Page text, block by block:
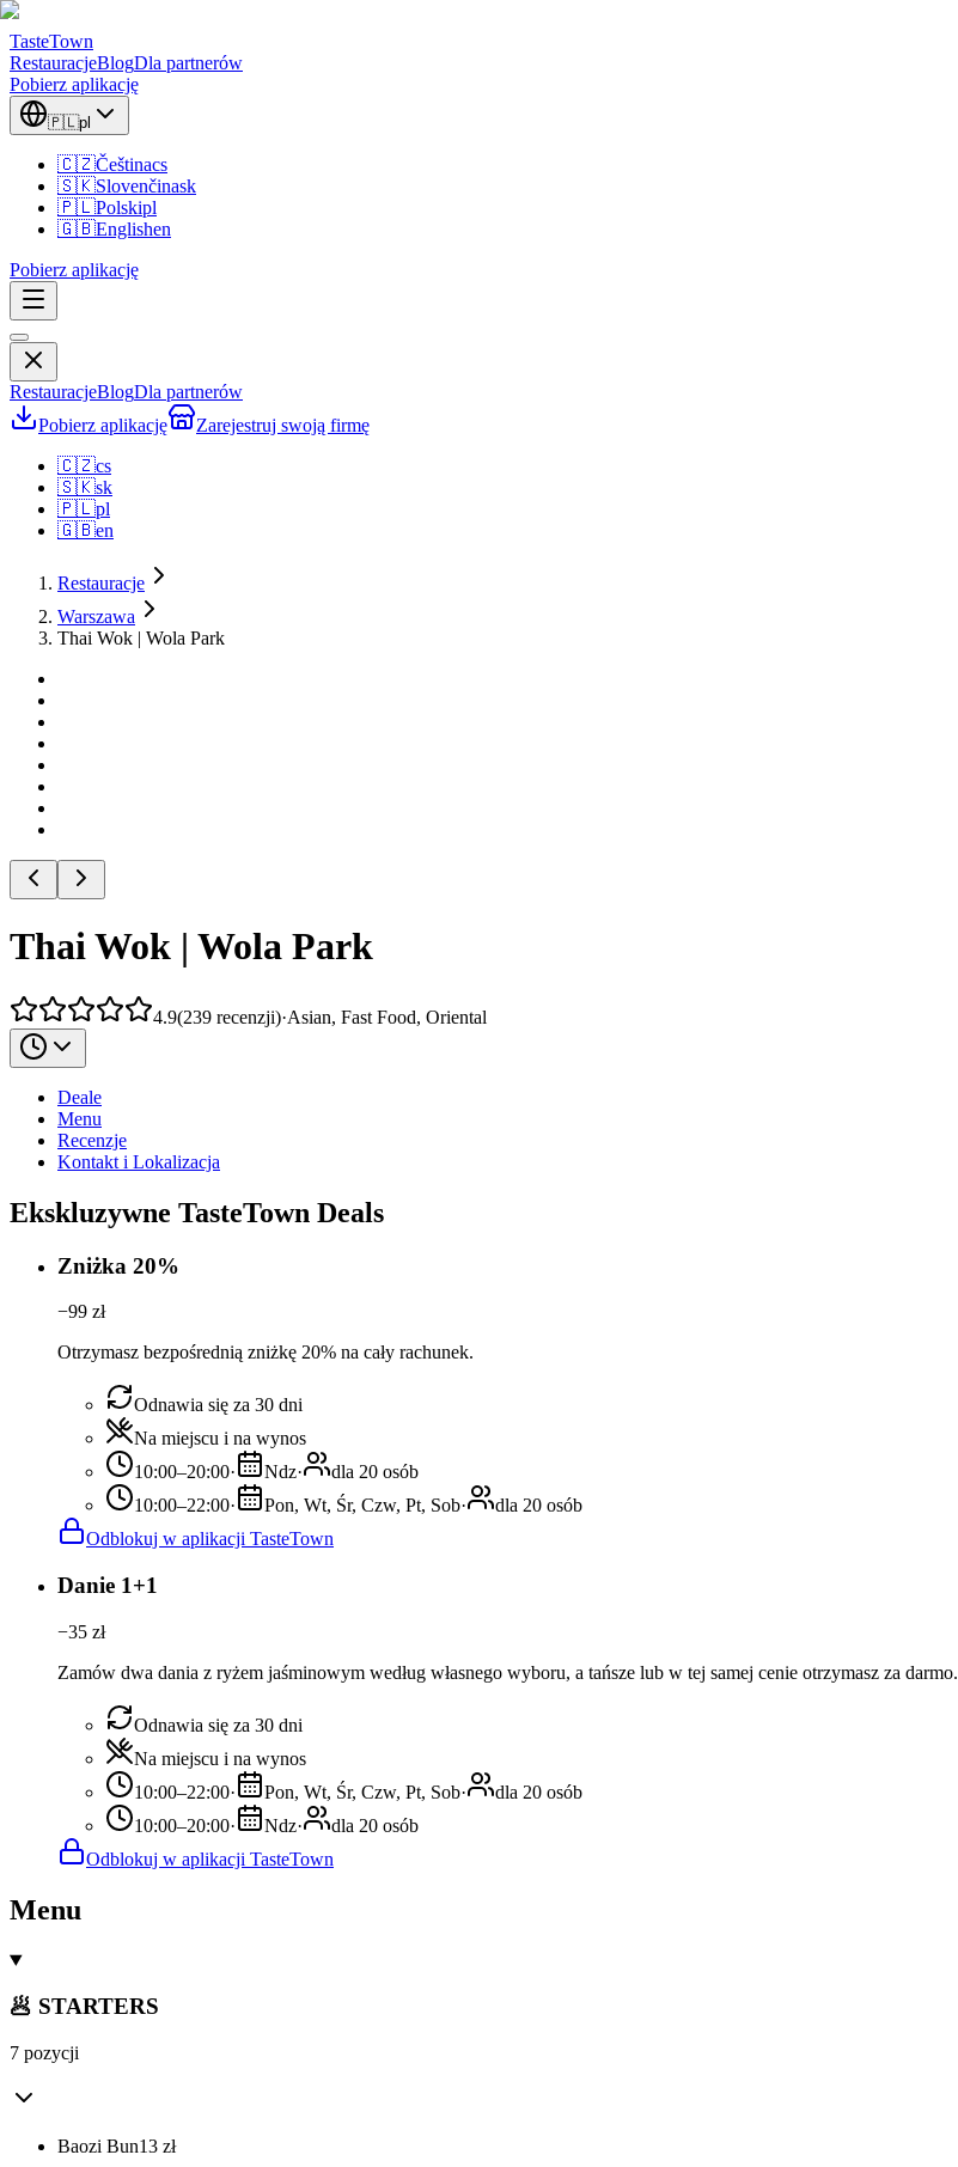
TasteTown
RestauracjeBlogDla partnerów
Pobierz aplikację
🇵🇱pl
🇨🇿Češtinacs
🇸🇰Slovenčinask
🇵🇱Polskipl
🇬🇧Englishen
Pobierz aplikację
RestauracjeBlogDla partnerów
Pobierz aplikację
Zarejestruj swoją firmę
🇨🇿cs
🇸🇰sk
🇵🇱pl
🇬🇧en
Restauracje
Warszawa
Thai Wok | Wola Park
Thai Wok | Wola Park
4.9(239 recenzji)·Asian, Fast Food, Oriental
Deale
Menu
Recenzje
Kontakt i Lokalizacja
Ekskluzywne TasteTown Deals
Zniżka 20%
−99 zł
Otrzymasz bezpośrednią zniżkę 20% na cały rachunek.
Odnawia się za 30 dni
Na miejscu i na wynos
10:00–20:00· Ndz·
dla 20 osób
10:00–22:00· Pon, Wt, Śr, Czw, Pt, Sob·
dla 20 osób
Odblokuj w aplikacji TasteTown
Danie 1+1
−35 zł
Zamów dwa dania z ryżem jaśminowym według własnego wyboru, a tańsze lub w tej samej cenie otrzymasz za darmo.
Odnawia się za 30 dni
Na miejscu i na wynos
10:00–22:00· Pon, Wt, Śr, Czw, Pt, Sob·
dla 20 osób
10:00–20:00· Ndz·
dla 20 osób
Odblokuj w aplikacji TasteTown
Menu
🥟 STARTERS
7 pozycji
Baozi Bun13 zł